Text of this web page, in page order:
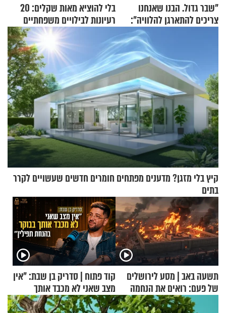
"שבר גדול. הבנו שאנחנו
צריכים להתארגן להלוויה":
זוגיות במבחן, הפעם עם מרים
בלי להוציא מאות שקלים: 20
רעיונות לבילויים משפחתיים
קיץ בלי מזגן? מדענים מפתחים חומרים חדשים שעשויים לקרר
בתים
תשעה באב | מסע לירושלים
של פעם: רואים את הנחמה
קוד פתוח | סדריק בן שבת: "אין
מצב שאני לא מכבד אותך
בבוקר בהנחת תפילין"